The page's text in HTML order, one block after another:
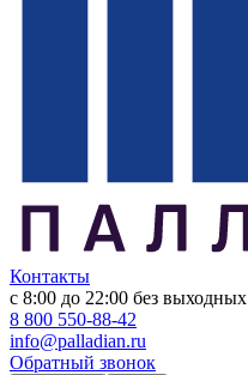
Контакты
с 8:00 до 22:00 без выходных
8 800 550-88-42
info@palladian.ru
Обратный звонок